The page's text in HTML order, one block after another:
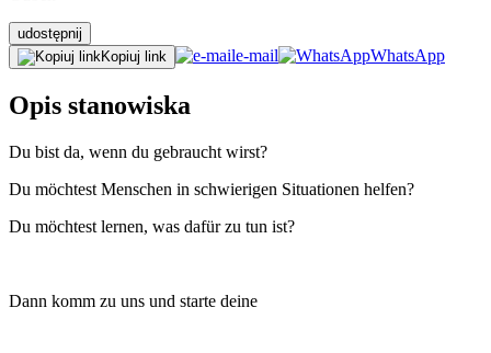
udostępnij
Kopiuj link
e-mail WhatsApp
Opis stanowiska
Du bist da, wenn du gebraucht wirst?
Du möchtest Menschen in schwierigen Situationen helfen?
Du möchtest lernen, was dafür zu tun ist?
Dann komm zu uns und starte deine